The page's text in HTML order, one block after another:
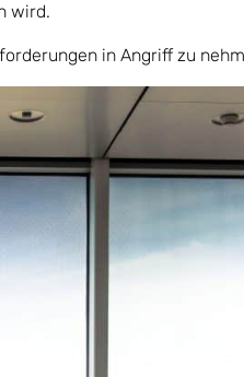
wird.
in Angriff zu